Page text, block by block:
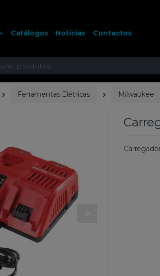
Catálogos Notícias Contactos
Ferramentas Elétricas Milwaukee